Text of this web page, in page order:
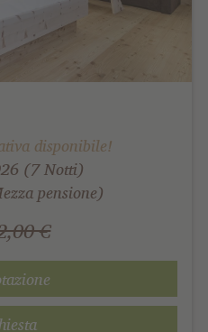
disponibile!
(7 Notti)
pensione)
€